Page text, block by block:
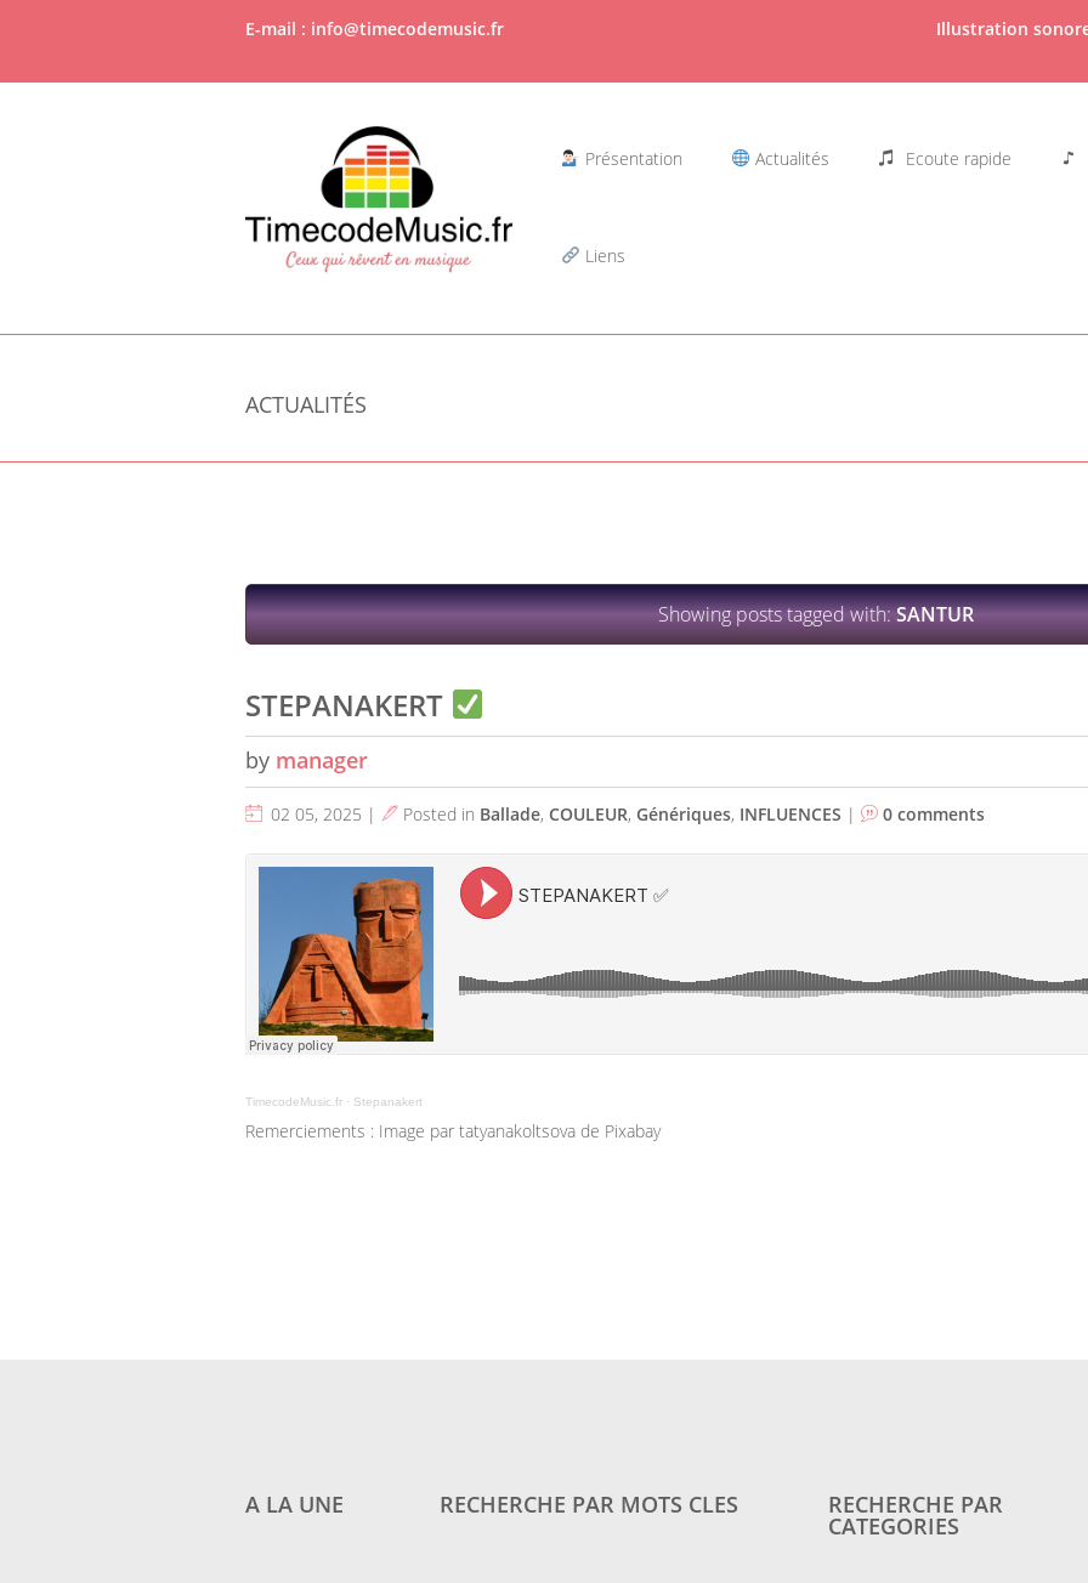
E-mail : info@timecodemusic.fr Illustration
Présentation Actualités Ecoute rapide
Liens
ACTUALITÉS
Showing posts tagged with:SANTUR
STEPANAKERT
by manager
02 05, 2025 | Posted in Ballade, COULEUR, Génériques, INFLUENCES | 0 comments
TimecodeMusic.fr · Stepanakert
Remerciements : Image par tatyanakoltsova de Pixabay
A LA UNE RECHERCHE PAR MOTS CLES RECHERCHE PAR
CATEGORIES